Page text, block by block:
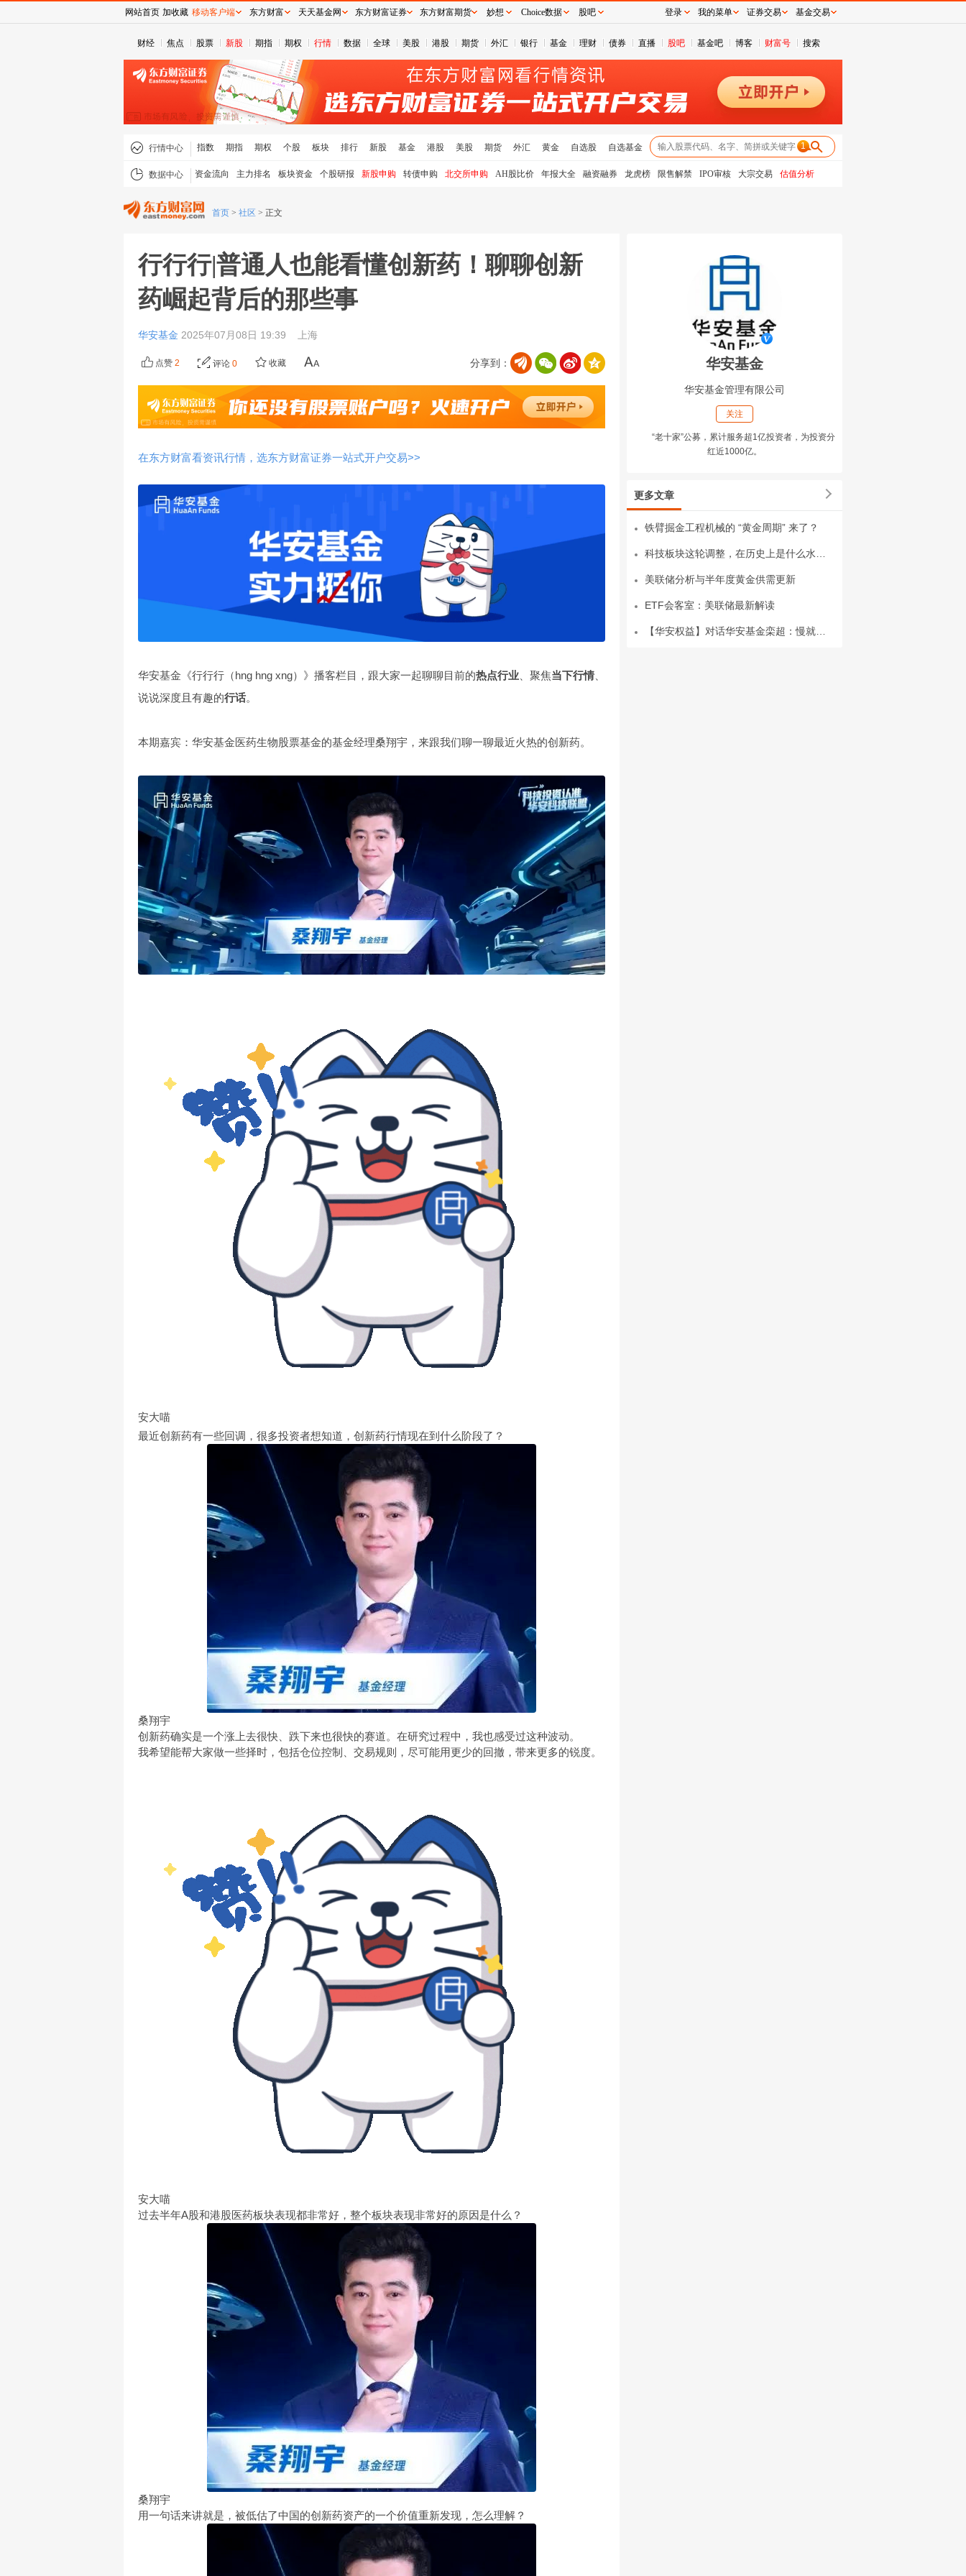
财经 焦点 股票 新股 期指 期权 行情 数据 全球 美股 港股 期货 外汇 银行 基金 理财 债券 直播 股吧 基金吧 博客 财富号 搜索
行情中心 指数 期指 期权 个股 板块 排行 新股 基金 港股 美股 期货 外汇 黄金 自选股 自选基金 1
数据中心 资金流向 主力排名 板块资金 个股研报 新股申购 转债申购 北交所申购 AH股比价 年报大全 融资融券 龙虎榜 限售解禁 IPO审核 大宗交易 估值分析
首页 > 社区 > 正文
行行行|普通人也能看懂创新药！聊聊创新
药崛起背后的那些事
华安基金 2025年07月08日 19:39 上海
分享到：
点赞 2 评论 0 收藏
在东方财富看资讯行情，选东方财富证券一站式开户交易>>
华安基金《行行行（hng hng xng）》播客栏目，跟大家一起聊聊目前的热点行业 、聚焦当下行情
说说深度且有趣的行话。
本期嘉宾：华安基金医药生物股票基金的基金经理桑翔宇，来跟我们聊一聊最近火热的创新药。
安大喵
最近创新药有一些回调，很多投资者想知道，创新药行情现在到什么阶段了？
桑翔宇
创新药确实是一个涨上去很快、跌下来也很快的赛道。在研究过程中，我也感受过这种波动。
我希望能帮大家做一些择时，包括仓位控制、交易规则，尽可能用更少的回撤，带来更多的锐度。
安大喵
过去半年A股和港股医药板块表现都非常好，整个板块表现非常好的原因是什么？
桑翔宇
用一句话来讲就是，被低估了中国的创新药资产的一个价值重新发现，怎么理解？
华安基金
华安基金管理有限公司
关注
“老十家”公募，累计服务超1亿投资者，为投资分
红近1000亿。
更多文章
铁臂掘金工程机械的 “黄金周期” 来了？
美联储分析与半年度黄金供需更新
ETF会客室：美联储最新解读
网站首页 加收藏 移动客户端 东方财富 天天基金网 东方财富证券 东方财富期货 妙想 Choice数据 股吧 登录 我的菜单 证券交易 基金交易